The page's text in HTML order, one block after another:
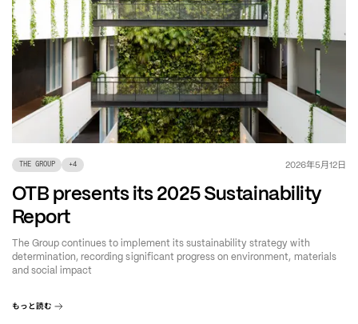
THE GROUP +4 2026年5月12日
OTB presents its 2025 Sustainability
Report
The Group continues to implement its sustainability strategy with
determination, recording significant progress on environment, materials
and social impact
もっと読む